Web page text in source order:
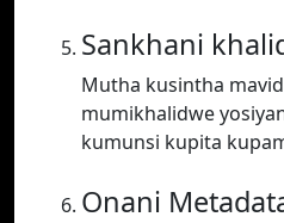
Sankhani
Mutha kusintha
mumikhalidwe
kumunsi kupita
Onani